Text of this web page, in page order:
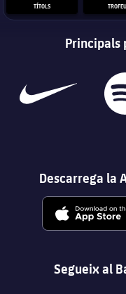
TÍTOLS
Principals
Descarrega la
Segueix al